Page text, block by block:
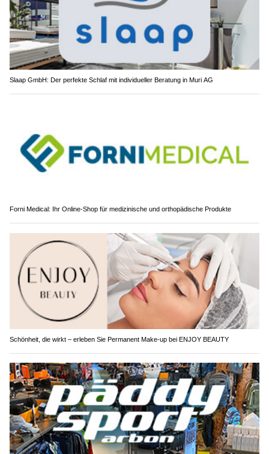
Slaap GmbH: Der perfekte Schlaf mit individueller Beratung in Muri AG
Forni Medical: Ihr Online-Shop für medizinische und orthopädische Produkte
Schönheit, die wirkt – erleben Sie Permanent Make-up bei ENJOY BEAUTY